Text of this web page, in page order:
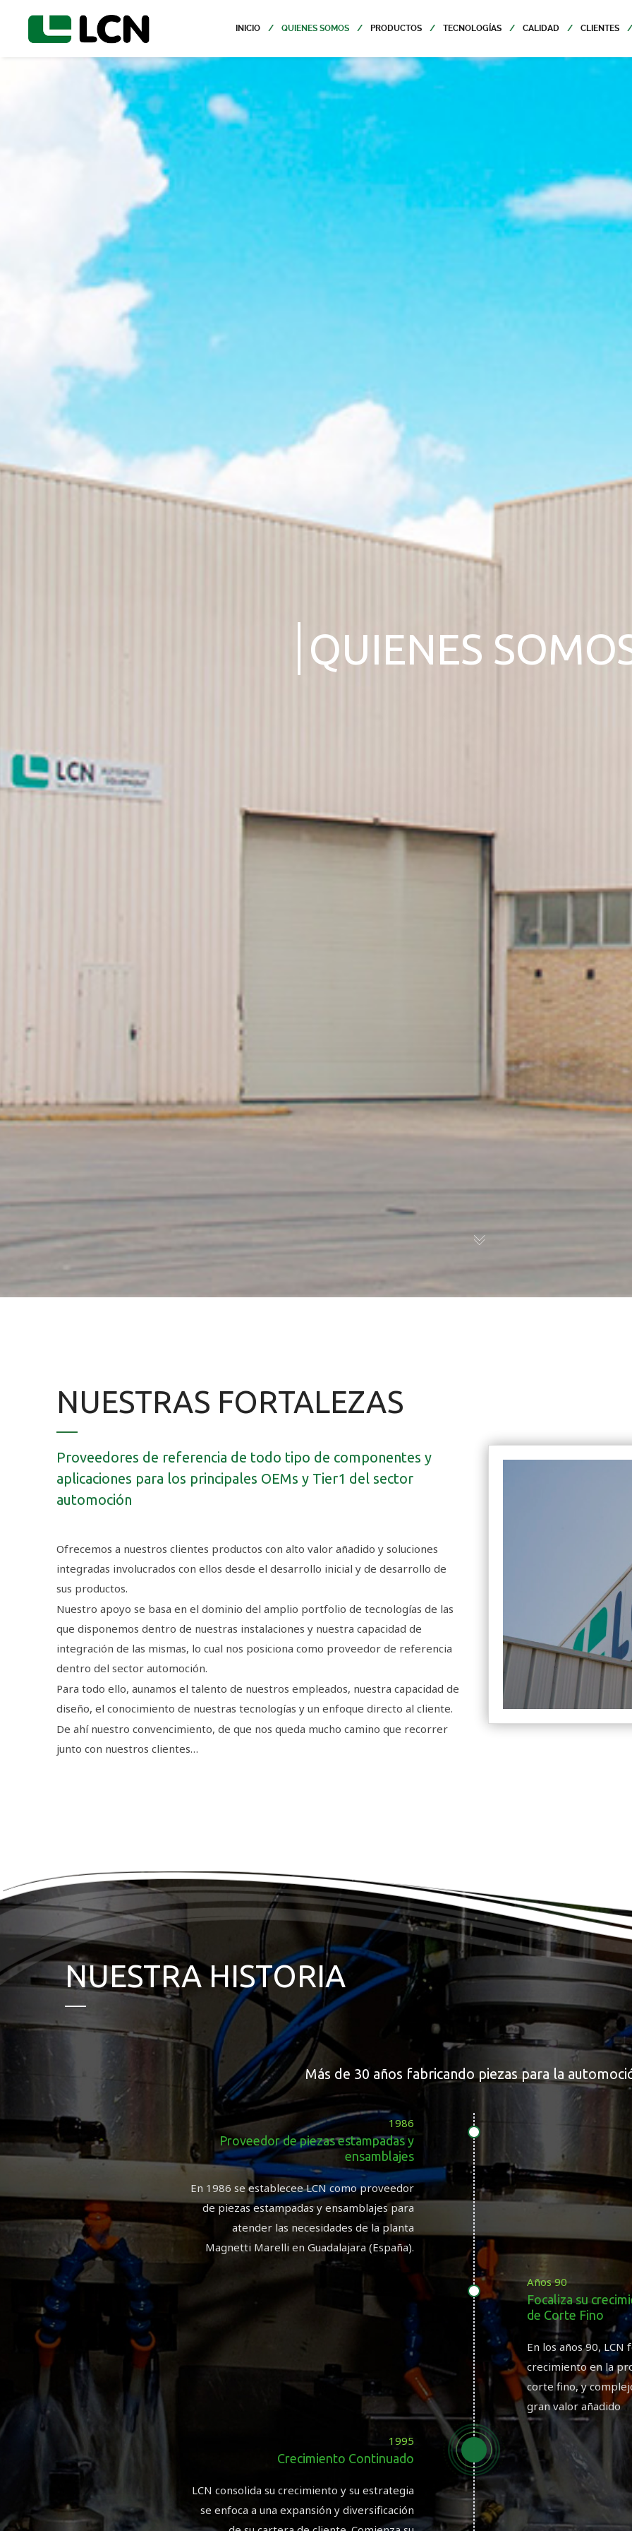
INICIO QUIENES SOMOS PRODUCTOS TECNOLOGÍAS CALIDAD CLIENTES
QUIENES
NUESTRAS FORTALEZAS
Proveedores de referencia de todo tipo de componentes y
aplicaciones para los principales OEMs y Tier1 del sector
automoción
Ofrecemos a nuestros clientes productos con alto valor añadido y soluciones
integradas involucrados con ellos desde el desarrollo inicial y de desarrollo de
sus productos.
Nuestro apoyo se basa en el dominio del amplio portfolio de tecnologías de las
que disponemos dentro de nuestras instalaciones y nuestra capacidad de
integración de las mismas, lo cual nos posiciona como proveedor de referencia
dentro del sector automoción.
Para todo ello, aunamos el talento de nuestros empleados, nuestra capacidad de
diseño, el conocimiento de nuestras tecnologías y un enfoque directo al cliente.
De ahí nuestro convencimiento, de que nos queda mucho camino que recorrer
junto con nuestros clientes…
NUESTRA HISTORIA
Más de 30 años fabricando piezas para la
1986
Proveedor de piezas estampadas y
ensamblajes
En 1986 se establecee LCN como proveedor
de piezas estampadas y ensamblajes para
atender las necesidades de la planta
Magnetti Marelli en Guadalajara (España).
Años 90
Focaliza su
de Corte Fino
En los años 90,
crecimiento en la
corte fino, y
gran valor añadido
1995
Crecimiento Continuado
LCN consolida su crecimiento y su estrategia
se enfoca a una expansión y diversificación